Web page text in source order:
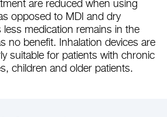
are reduced when using
opposed to MDI and dry
less medication remains in the
no benefit. Inhalation devices are
suitable for patients with chronic
children and older patients.